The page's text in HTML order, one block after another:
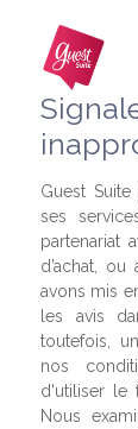
Guest
ses
partenariat
d’achat,
avons mis
les avis
toutefois,
nos
d'utiliser le
Nous